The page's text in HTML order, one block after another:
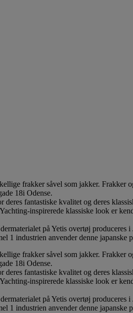
frakker såvel som jakker.
18i Odense.
fantastiske kvalitet og deres
inspirerede klassiske look er
på Yetis overtøj
1 industrien anvender denne japanske
frakker såvel som jakker.
18i Odense.
fantastiske kvalitet og deres
inspirerede klassiske look er
på Yetis overtøj
1 industrien anvender denne japanske